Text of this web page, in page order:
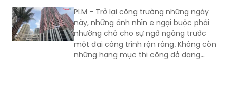
hoàn thiện hạ tầng, phát triển sản
phẩm mới đang được đẩy mạnh.
PLM - Trở lại công trường những ngày
này, những ánh nhìn e ngại buộc phải
nhường chỗ cho sự ngỡ ngàng trước
một đại công trình rộn ràng. Không còn
những hạng mục thi công dở dang